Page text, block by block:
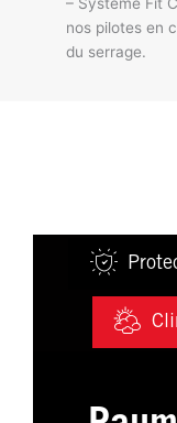
nos pilotes en
du serrage.